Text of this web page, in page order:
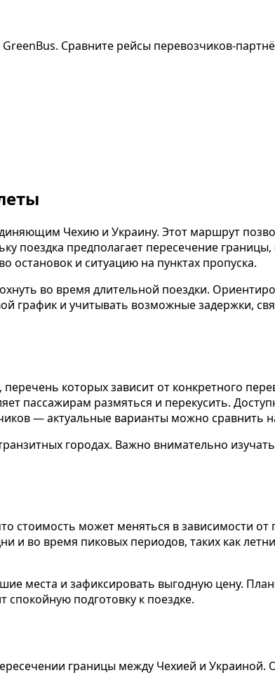
Сравните рейсы перевозчиков-
Чехию и Украину. Этот маршрут
поездка предполагает пересечение
остановок и ситуацию на пунктах пропуска.
во время длительной поездки.
график и учитывать возможные задержки,
которых зависит от конкретного
пассажирам размяться и перекусить.
— актуальные варианты можно сравнить
городах. Важно внимательно
стоимость может меняться в зависимости от
и во время пиковых периодов, таких как
места и зафиксировать выгодную цену.
подготовку к поездке.
границы между Чехией и Украиной.